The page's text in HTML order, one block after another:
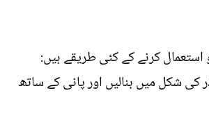
استعمال کرنے کے کئی طریقے ہیں:
کی شکل میں بنالیں اور پانی کے ساتھ